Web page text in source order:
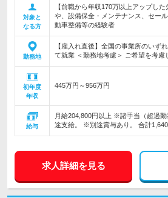
対象と
なる方
【前職から年収170万以上アップし
や、設備保全・メンテナンス、セー
動車整備等の経験者
勤務地
【雇入れ直後】全国の事業所のいず
て就業 ＜勤務地考慮＞ ご希望を考慮
初年度
年収
445万円～956万円
給与
月給204,800円以上 ※諸手当（超過
途支給。 ※別途賞与あり。 合計
求人詳細を見る